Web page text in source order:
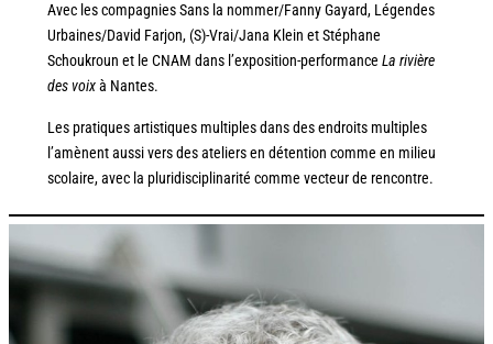
Avec les compagnies Sans la nommer/Fanny Gayard, Légendes
Urbaines/David Farjon, (S)-Vrai/Jana Klein et Stéphane
Schoukroun et le CNAM dans l’exposition-performance La rivière
des voixà Nantes.
Les pratiques artistiques multiples dans des endroits multiples
l’amènent aussi vers des ateliers en détention comme en milieu
scolaire, avec la pluridisciplinarité comme vecteur de rencontre.